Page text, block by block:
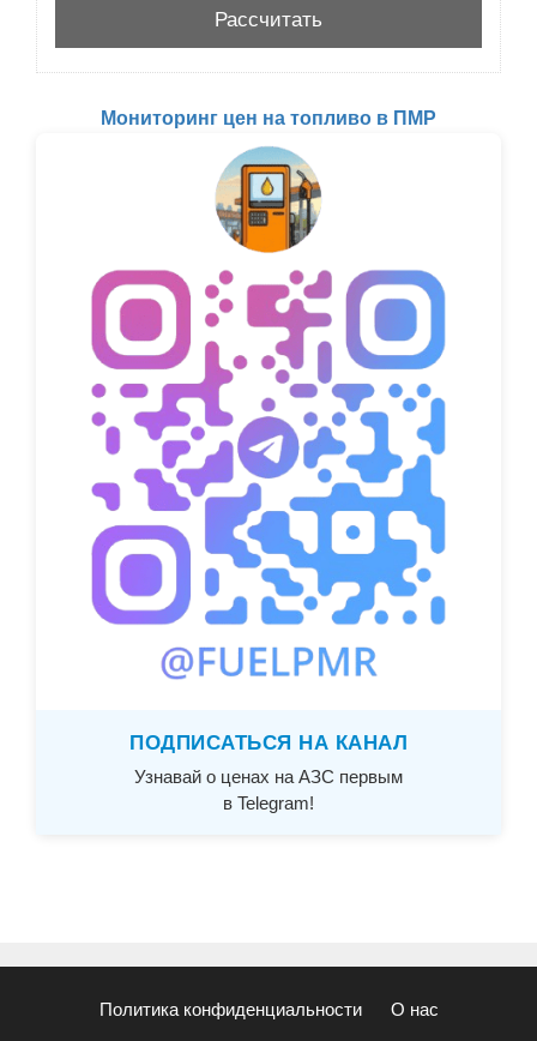
Мониторинг цен на топливо в ПМР
ПОДПИСАТЬСЯ НА КАНАЛ
Узнавай о ценах на АЗС первым
в Telegram!
Политика конфиденциальности О нас